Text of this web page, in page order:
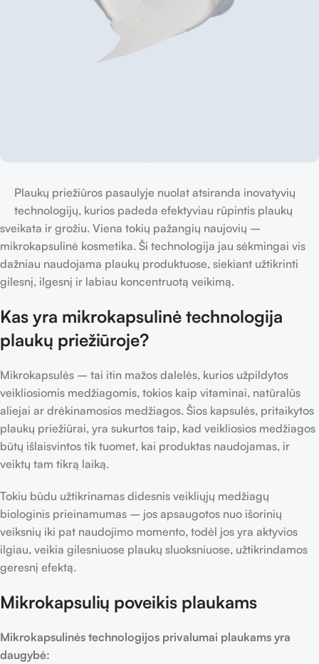
Plaukų priežiūros pasaulyje nuolat atsiranda inovatyvių
technologijų, kurios padeda efektyviau rūpintis plaukų
sveikata ir grožiu. Viena tokių pažangių naujovių –
mikrokapsulinė kosmetika. Ši technologija jau sėkmingai vis
dažniau naudojama plaukų produktuose, siekiant užtikrinti
gilesnį, ilgesnį ir labiau koncentruotą veikimą.
Kas yra mikrokapsulinė technologija
plaukų priežiūroje?
Mikrokapsulės – tai itin mažos dalelės, kurios užpildytos
veikliosiomis medžiagomis, tokios kaip vitaminai, natūralūs
aliejai ar drėkinamosios medžiagos. Šios kapsulės, pritaikytos
plaukų priežiūrai, yra sukurtos taip, kad veikliosios medžiagos
būtų išlaisvintos tik tuomet, kai produktas naudojamas, ir
veiktų tam tikrą laiką.
Tokiu būdu užtikrinamas didesnis veikliųjų medžiagų
biologinis prieinamumas – jos apsaugotos nuo išorinių
veiksnių iki pat naudojimo momento, todėl jos yra aktyvios
ilgiau, veikia gilesniuose plaukų sluoksniuose, užtikrindamos
geresnį efektą.
Mikrokapsulių poveikis plaukams
Mikrokapsulinės technologijos privalumai plaukams yra
daugybė: